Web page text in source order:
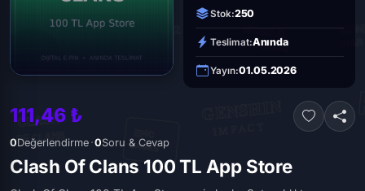
Stok:250
Teslimat:Anında
Yayın:01.05.2026
111,46 ₺
0Değerlendirme ·0Soru & Cevap
Clash Of Clans 100 TL App Store